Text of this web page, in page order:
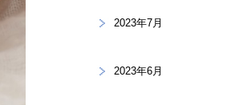
2023年7月
2023年6月